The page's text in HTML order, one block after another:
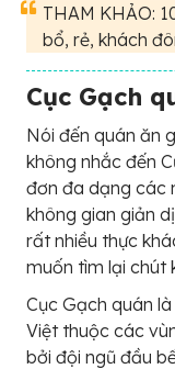
THAM KHẢO:
bổ, rẻ, khách
Cục Gạch
Nói đến quán ăn
không nhắc đến
đơn đa dạng các
không gian giản
rất nhiều thực
muốn tìm lại chút
Cục Gạch quán
Việt thuộc các
bởi đội ngũ đầu